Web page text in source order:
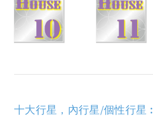
十大行星，內行星/個性行星︰